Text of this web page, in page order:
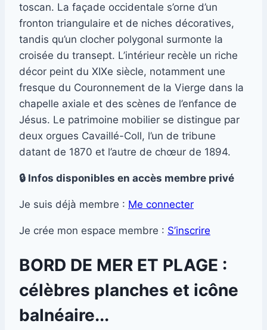
toscan. La façade occidentale s’orne d’un
fronton triangulaire et de niches décoratives,
tandis qu’un clocher polygonal surmonte la
croisée du transept. L’intérieur recèle un riche
décor peint du XIXe siècle, notamment une
fresque du Couronnement de la Vierge dans la
chapelle axiale et des scènes de l’enfance de
Jésus. Le patrimoine mobilier se distingue par
deux orgues Cavaillé-Coll, l’un de tribune
datant de 1870 et l’autre de chœur de 1894.
🔒 Infos disponibles en accès membre privé
Je suis déjà membre : Me connecter
Je crée mon espace membre : S’inscrire
BORD DE MER ET PLAGE :
célèbres planches et icône
balnéaire...